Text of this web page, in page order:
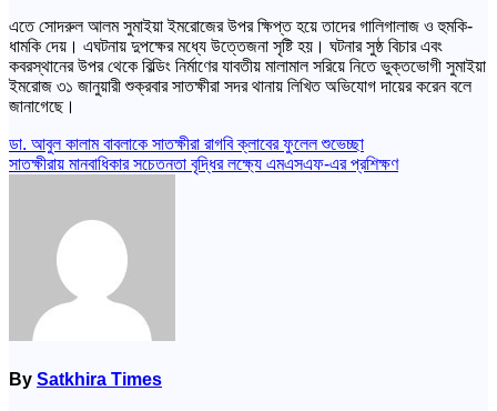
এতে সোদরুল আলম সুমাইয়া ইমরোজের উপর ক্ষিপ্ত হয়ে তাদের গালিগালাজ ও হুমকি-
ধামকি দেয়। এঘটনায় দুপক্ষের মধ্যে উত্তেজনা সৃষ্টি হয়। ঘটনার সুষ্ঠ বিচার এবং
কবরস্থানের উপর থেকে বিল্ডিং নির্মাণের যাবতীয় মালামাল সরিয়ে নিতে ভুক্তভোগী সুমাইয়া
ইমরোজ ৩১ জানুয়ারী শুক্রবার সাতক্ষীরা সদর থানায় লিখিত অভিযোগ দায়ের করেন বলে
জানাগেছে।
Post
navigation
ডা. আবুল কালাম বাবলাকে সাতক্ষীরা রাগবি ক্লাবের ফুলেল শুভেচ্ছা
সাতক্ষীরায় মানবাধিকার সচেতনতা বৃদ্ধির লক্ষ্যে এমএসএফ-এর প্রশিক্ষণ
By Satkhira Times